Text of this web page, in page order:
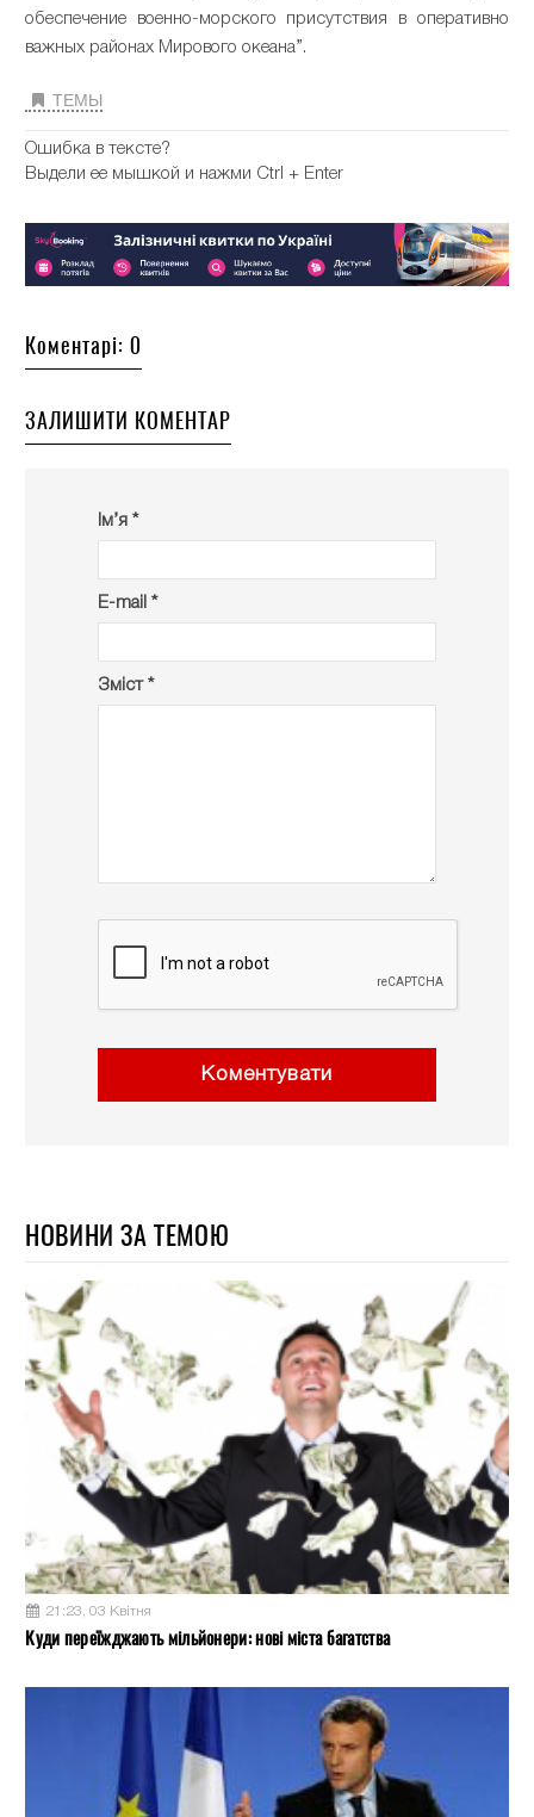
обеспечение военно-морского присутствия в оперативно
важных районах Мирового океана”.
ТЕМЫ
Ошибка в тексте?
Выдели ее мышкой и нажми Ctrl + Enter
Коментарі: 0
ЗАЛИШИТИ КОМЕНТАР
Ім’я *
E-mail *
Зміст *
Коментувати
НОВИНИ ЗА ТЕМОЮ
21:23, 03 Квітня
Куди переїжджають мільйонери: нові міста багатства